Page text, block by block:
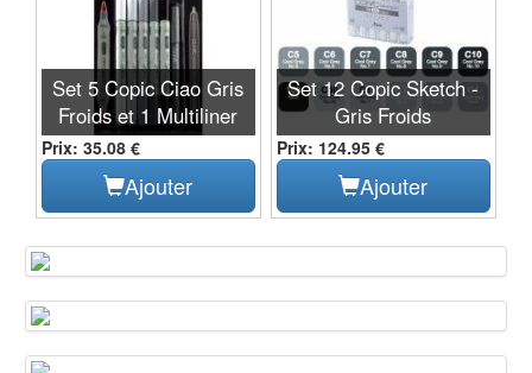
Set 5 Copic Ciao Gris
Froids et 1 Multiliner
Prix: 35.08 €
Ajouter
Set 12 Copic Sketch -
Gris Froids
Prix: 124.95 €
Ajouter